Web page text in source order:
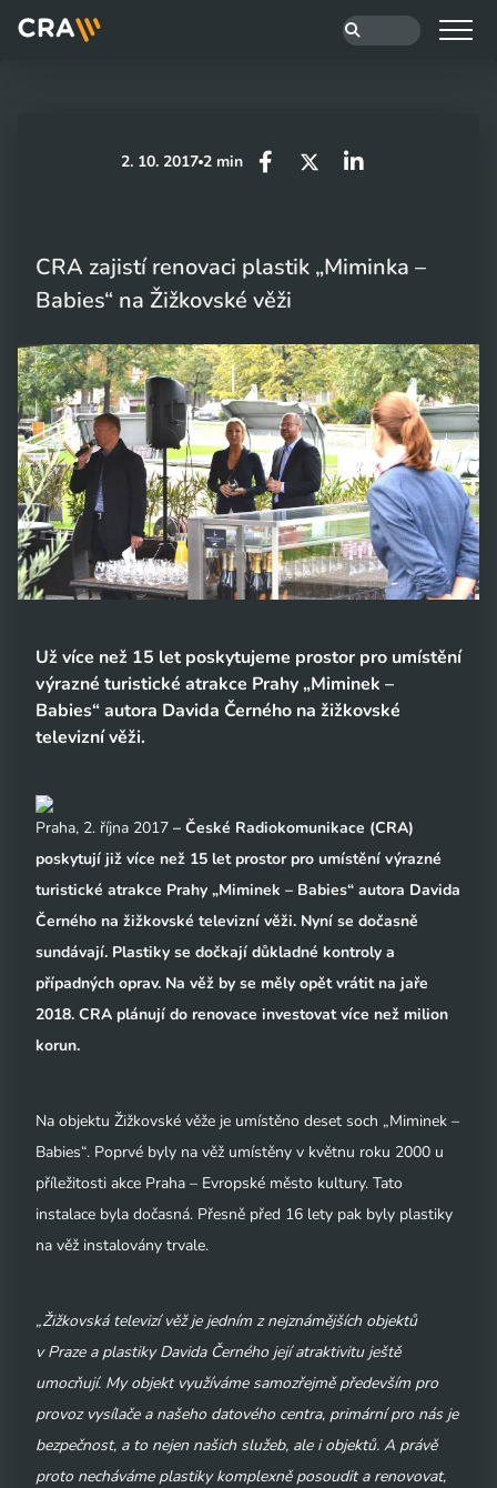
2. 10. 2017 2 min
CRA zajistí renovaci plastik „Miminka –
Babies“ na Žižkovské věži
Už více než 15 let poskytujeme prostor pro umístění
výrazné turistické atrakce Prahy „Miminek –
Babies“ autora Davida Černého na žižkovské
televizní věži.
Praha, 2. října 2017 – České Radiokomunikace (CRA)
poskytují již více než 15 let prostor pro umístění výrazné
turistické atrakce Prahy „Miminek – Babies“ autora Davida
Černého na žižkovské televizní věži. Nyní se dočasně
sundávají. Plastiky se dočkají důkladné kontroly a
případných oprav. Na věž by se měly opět vrátit na jaře
2018. CRA plánují do renovace investovat více než milion
korun.
Na objektu Žižkovské věže je umístěno deset soch „Miminek –
Babies“. Poprvé byly na věž umístěny v květnu roku 2000 u
příležitosti akce Praha – Evropské město kultury. Tato
instalace byla dočasná. Přesně před 16 lety pak byly plastiky
na věž instalovány trvale.
„Žižkovská televizí věž je jedním z nejznámějších objektů
v Praze a plastiky Davida Černého její atraktivitu ještě
umocňují. My objekt využíváme samozřejmě především pro
provoz vysílače a našeho datového centra, primární pro nás je
bezpečnost, a to nejen našich služeb, ale i objektů. A právě
proto necháváme plastiky komplexně posoudit a renovovat,